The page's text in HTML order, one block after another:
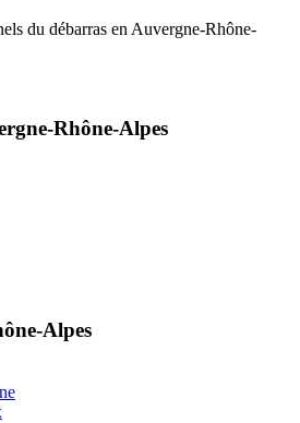
du débarras en Auvergne-Rhône-
Rhône-Alpes
Alpes